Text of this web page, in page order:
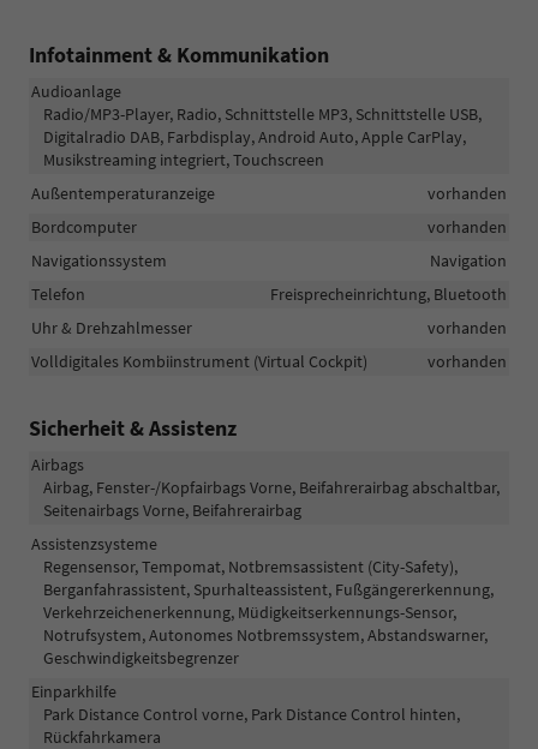
Infotainment & Kommunikation
Audioanlage
Radio/MP3-Player, Radio, Schnittstelle MP3, Schnittstelle USB,
Digitalradio DAB, Farbdisplay, Android Auto, Apple CarPlay,
Musikstreaming integriert, Touchscreen
Außentemperaturanzeige
vorhanden
Bordcomputer
vorhanden
Navigationssystem
Navigation
Telefon
Freisprecheinrichtung, Bluetooth
Uhr & Drehzahlmesser
vorhanden
Volldigitales Kombiinstrument (Virtual Cockpit)
vorhanden
Sicherheit & Assistenz
Airbags
Airbag, Fenster-/Kopfairbags Vorne, Beifahrerairbag abschaltbar,
Seitenairbags Vorne, Beifahrerairbag
Assistenzsysteme
Regensensor, Tempomat, Notbremsassistent (City-Safety),
Berganfahrassistent, Spurhalteassistent, Fußgängererkennung,
Verkehrzeichenerkennung, Müdigkeitserkennungs-Sensor,
Notrufsystem, Autonomes Notbremssystem, Abstandswarner,
Geschwindigkeitsbegrenzer
Einparkhilfe
Park Distance Control vorne, Park Distance Control hinten,
Rückfahrkamera